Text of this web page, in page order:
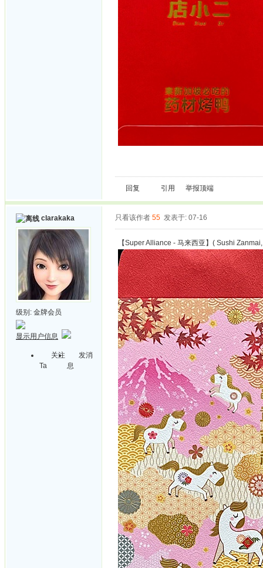
回复 引用 举报顶端
clarakaka
级别: 金牌会员
显示用户信息
关注
Ta
发消
息
只看该作者 55 发表于: 07-16
【Super Alliance - 马来西亚】( Sushi